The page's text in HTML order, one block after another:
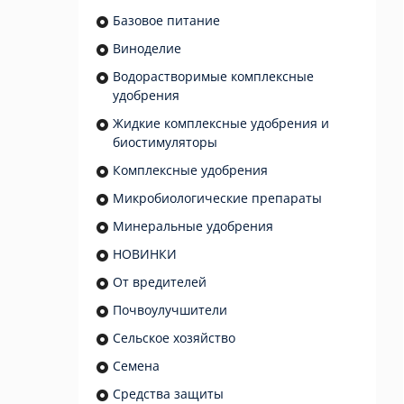
Базовое питание
Виноделие
Водорастворимые комплексные
удобрения
Жидкие комплексные удобрения и
биостимуляторы
Комплексные удобрения
Микробиологические препараты
Минеральные удобрения
НОВИНКИ
От вредителей
Почвоулучшители
Сельское хозяйство
Семена
Средства защиты